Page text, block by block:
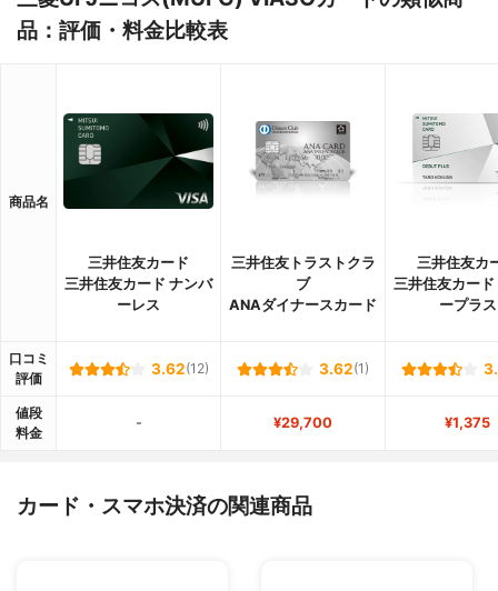
品：評価・料金比較表
商品名
三井住友カード
三井住友カード ナンバ
ーレス
三井住友トラストクラ
ブ
ANAダイナースカード
三井住友カ
三井住友カード
ープラス
口コミ
評価
3.62(12) 3.62(1)
値段
料金
- ¥29,700 ¥1,375
カード・スマホ決済の関連商品